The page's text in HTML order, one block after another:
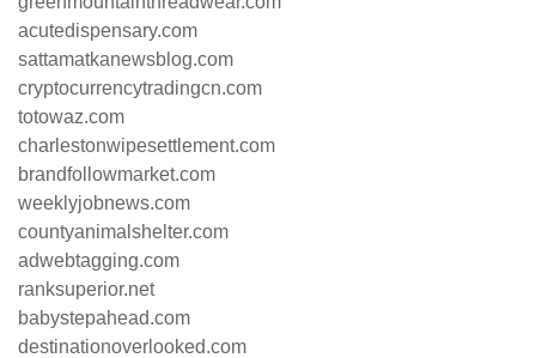
acutedispensary.com
sattamatkanewsblog.com
cryptocurrencytradingcn.com
totowaz.com
charlestonwipesettlement.com
brandfollowmarket.com
weeklyjobnews.com
countyanimalshelter.com
adwebtagging.com
ranksuperior.net
babystepahead.com
destinationoverlooked.com